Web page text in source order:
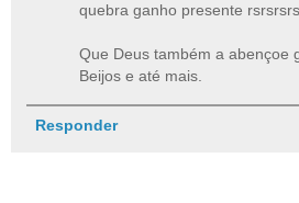
quebra ganho presente
Que Deus também a abençoe
Beijos e até mais.
Responder